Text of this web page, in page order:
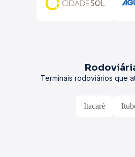
Terminais rodoviários que
Itacaré